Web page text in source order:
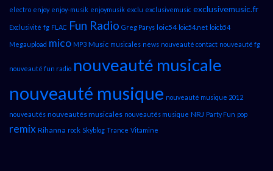
electro enjoy enjoy-musik enjoymusik exclu exclusivemusic exclusivemusic.fr
Exclusivité fg FLAC Fun Radio Greg Parys loic54 loic54.net loicb54
Megaupload mico MP3 Music musicales news nouveauté contact nouveauté fg
nouveauté fun radio nouveauté musicale
nouveauté musique nouveauté musique 2012
nouveautés nouveautés musicales nouveautés musique NRJ Party Fun pop
remix Rihanna rock Skyblog Trance Vitamine